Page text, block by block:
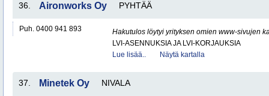
36. Aironworks Oy PYHTÄÄ
Puh. 0400 941 893
Hakutulos löytyi yrityksen omien www-sivujen
LVI-ASENNUKSIA JA LVI-KORJAUKSIA
Lue lisää..
Näytä kartalla
37. Minetek Oy NIVALA